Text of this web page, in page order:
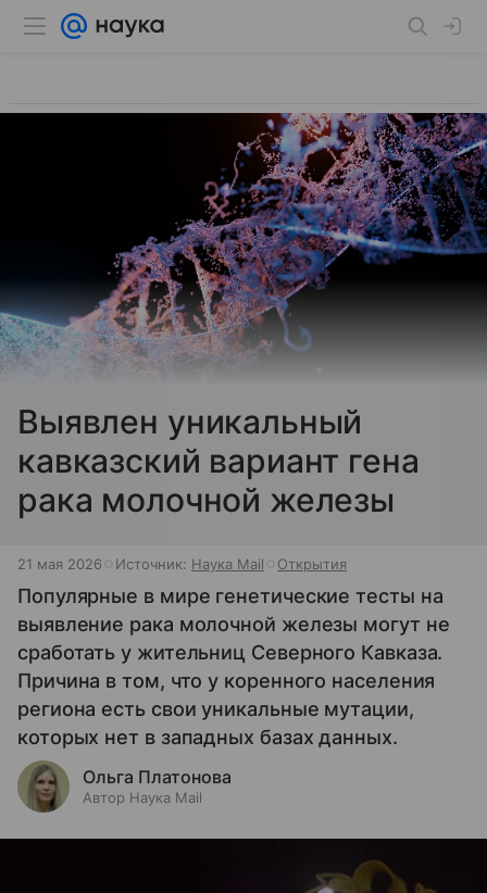
Выявлен уникальный
кавказский вариант гена
рака молочной железы
21 мая 2026 Источник: Наука Mail Открытия
Популярные в мире генетические тесты на
выявление рака молочной железы могут не
сработать у жительниц Северного Кавказа.
Причина в том, что у коренного населения
региона есть свои уникальные мутации,
которых нет в западных базах данных.
Ольга Платонова
Автор Наука Mail